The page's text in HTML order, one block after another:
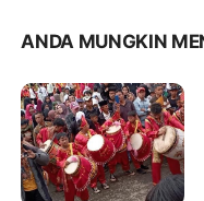
ANDA MUNGKIN